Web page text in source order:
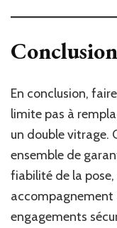
Conclusion
En conclusion,
limite pas à
un double vitrage.
ensemble de
fiabilité de la
accompagnement
engagements